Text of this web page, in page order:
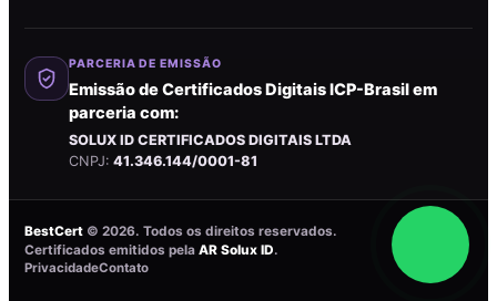
PARCERIA DE EMISSÃO
Emissão de Certificados Digitais ICP-Brasil em
parceria com:
SOLUX ID CERTIFICADOS DIGITAIS LTDA
CNPJ: 41.346.144/0001-81
BestCert © 2026. Todos os direitos reservados.
Certificados emitidos pela AR Solux ID.
PrivacidadeContato